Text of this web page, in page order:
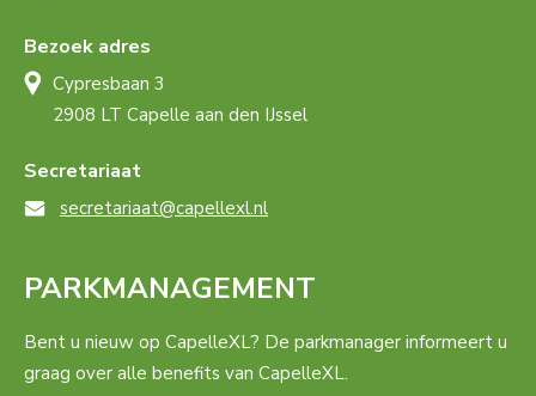
Bezoek adres
Cypresbaan 3
2908 LT Capelle aan den IJssel
Secretariaat
secretariaat@capellexl.nl
PARKMANAGEMENT
Bent u nieuw op CapelleXL? De parkmanager informeert u
graag over alle benefits van CapelleXL.